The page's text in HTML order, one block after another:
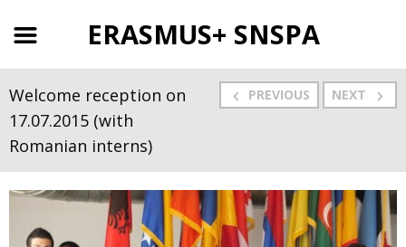
ERASMUS+ SNSPA
PREVIOUS NEXT
Welcome reception on
17.07.2015 (with
Romanian interns)